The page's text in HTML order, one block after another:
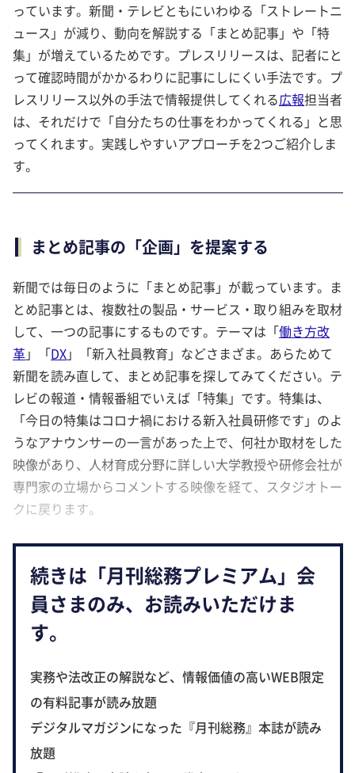
っています。新聞・テレビともにいわゆる「ストレートニ
ュース」が減り、動向を解説する「まとめ記事」や「特
集」が増えているためです。プレスリリースは、記者にと
って確認時間がかかるわりに記事にしにくい手法です。プ
レスリリース以外の手法で情報提供してくれる広報担当者
は、それだけで「自分たちの仕事をわかってくれる」と思
ってくれます。実践しやすいアプローチを2つご紹介しま
す。
まとめ記事の「企画」を提案する
新聞では毎日のように「まとめ記事」が載っています。ま
とめ記事とは、複数社の製品・サービス・取り組みを取材
して、一つの記事にするものです。テーマは「働き方改
革」「DX」「新入社員教育」などさまざま。あらためて
新聞を読み直して、まとめ記事を探してみてください。テ
レビの報道・情報番組でいえば「特集」です。特集は、
「今日の特集はコロナ禍における新入社員研修です」のよ
うなアナウンサーの一言があった上で、何社か取材をした
映像があり、人材育成分野に詳しい大学教授や研修会社が
専門家の立場からコメントする映像を経て、スタジオトー
クに戻ります。
続きは「月刊総務プレミアム」会
員さまのみ、お読みいただけま
す。
実務や法改正の解説など、情報価値の高いWEB限定
の有料記事が読み放題
デジタルマガジンになった『月刊総務』本誌が読み
放題